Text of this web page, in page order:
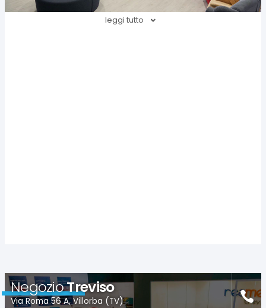
leggi tutto
NegozioTreviso
Via Roma 56 A, Villorba (TV)